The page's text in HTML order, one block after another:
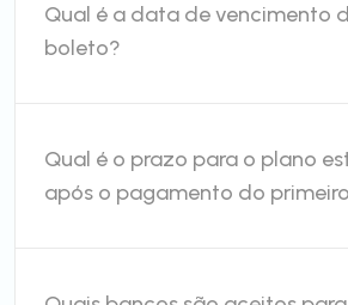
Qual é a data de vencimento
boleto?
Qual é o prazo para o plano
após o pagamento do